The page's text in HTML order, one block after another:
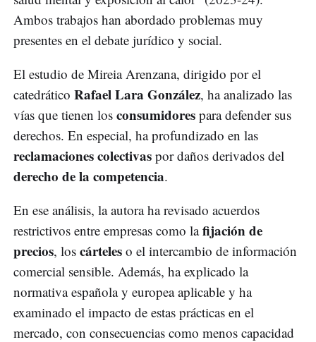
Ambos trabajos han abordado problemas muy
presentes en el debate jurídico y social.
El estudio de Mireia Arenzana, dirigido por el
catedrático Rafael Lara González, ha analizado las
vías que tienen los consumidores para defender sus
derechos. En especial, ha profundizado en las
reclamaciones colectivas por daños derivados del
derecho de la competencia.
En ese análisis, la autora ha revisado acuerdos
restrictivos entre empresas como lafijación de
precios, los cárteles o el intercambio de información
comercial sensible. Además, ha explicado la
normativa española y europea aplicable y ha
examinado el impacto de estas prácticas en el
mercado, con consecuencias como menos capacidad